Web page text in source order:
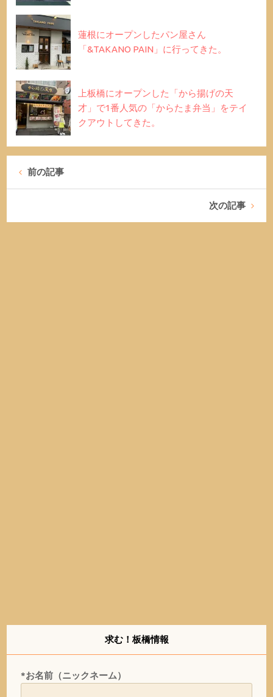
蓮根にオープンしたパン屋さん
「&TAKANO PAIN」に行ってきた。
上板橋にオープンした「から揚げの天
才」で1番人気の「からたま弁当」をテイ
クアウトしてきた。
前の記事
次の記事
求む！板橋情報
*お名前（ニックネーム）